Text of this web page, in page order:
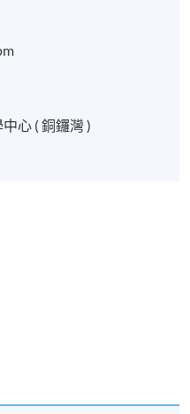
心 ( 銅鑼灣 )